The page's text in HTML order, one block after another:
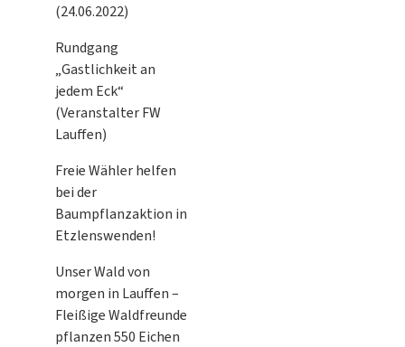
(24.06.2022)
Rundgang
„Gastlichkeit an
jedem Eck“
(Veranstalter FW
Lauffen)
Freie Wähler helfen
bei der
Baumpflanzaktion in
Etzlenswenden!
Unser Wald von
morgen in Lauffen –
Fleißige Waldfreunde
pflanzen 550 Eichen